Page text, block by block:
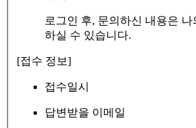
로그인 후, 문의하신 내용은
하실 수 있습니다.
[접수 정보]
접수일시
답변받을 이메일